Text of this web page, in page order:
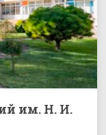
им. Н. И.